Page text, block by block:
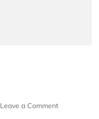
Leave a Commenton